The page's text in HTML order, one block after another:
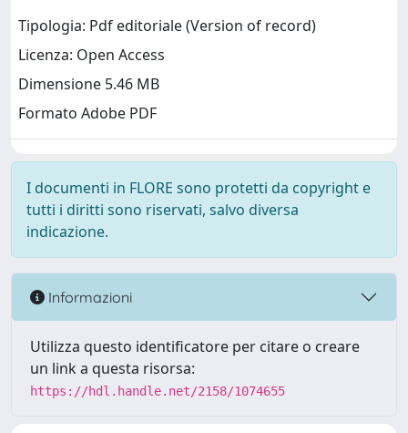
Tipologia: Pdf editoriale (Version of record)
Licenza: Open Access
Dimensione 5.46 MB
Formato Adobe PDF
I documenti in FLORE sono protetti da copyright e
tutti i diritti sono riservati, salvo diversa
indicazione.
Informazioni
Utilizza questo identificatore per citare o creare
un link a questa risorsa:
https://hdl.handle.net/2158/1074655